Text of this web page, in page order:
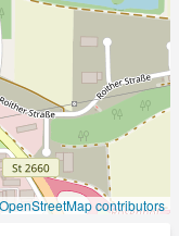
OpenStreetMap contributors